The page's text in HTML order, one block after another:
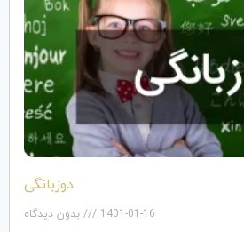
دوزبانگی
1401-01-16 بدون دیدگاه